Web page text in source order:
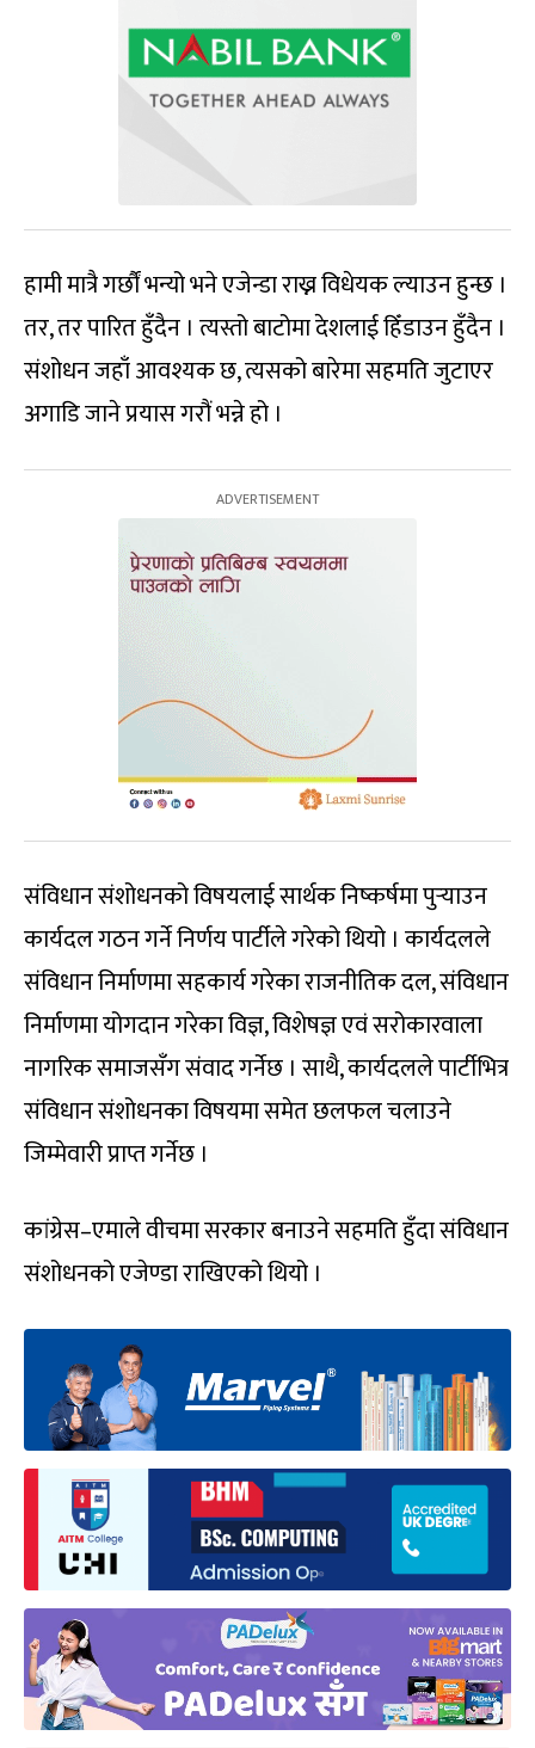
हामी मात्रै गर्छौं भन्यो भने एजेन्डा राख्न विधेयक ल्याउन हुन्छ ।
तर, तर पारित हुँदैन । त्यस्तो बाटोमा देशलाई हिँडाउन हुँदैन ।
संशोधन जहाँ आवश्यक छ, त्यसको बारेमा सहमति जुटाएर
अगाडि जाने प्रयास गरौं भन्ने हो ।
संविधान संशोधनको विषयलाई सार्थक निष्कर्षमा पुर्‍याउन
कार्यदल गठन गर्ने निर्णय पार्टीले गरेको थियो । कार्यदलले
संविधान निर्माणमा सहकार्य गरेका राजनीतिक दल, संविधान
निर्माणमा योगदान गरेका विज्ञ, विशेषज्ञ एवं सरोकारवाला
नागरिक समाजसँग संवाद गर्नेछ । साथै, कार्यदलले पार्टीभित्र
संविधान संशोधनका विषयमा समेत छलफल चलाउने
जिम्मेवारी प्राप्त गर्नेछ ।
कांग्रेस–एमाले वीचमा सरकार बनाउने सहमति हुँदा संविधान
संशोधनको एजेण्डा राखिएको थियो ।